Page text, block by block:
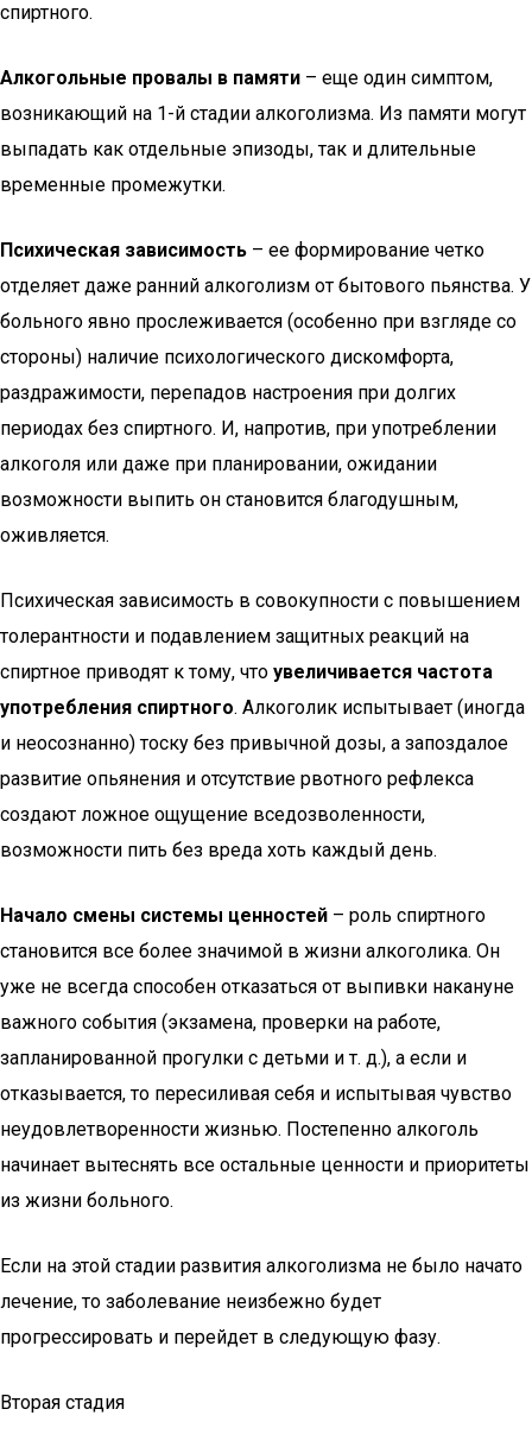
спиртного.
Алкогольные провалы в памяти – еще один симптом,
возникающий на 1-й стадии алкоголизма. Из памяти могут
выпадать как отдельные эпизоды, так и длительные
временные промежутки.
Психическая зависимость – ее формирование четко
отделяет даже ранний алкоголизм от бытового пьянства. У
больного явно прослеживается (особенно при взгляде со
стороны) наличие психологического дискомфорта,
раздражимости, перепадов настроения при долгих
периодах без спиртного. И, напротив, при употреблении
алкоголя или даже при планировании, ожидании
возможности выпить он становится благодушным,
оживляется.
Психическая зависимость в совокупности с повышением
толерантности и подавлением защитных реакций на
спиртное приводят к тому, что увеличивается частота
употребления спиртного. Алкоголик испытывает (иногда
и неосознанно) тоску без привычной дозы, а запоздалое
развитие опьянения и отсутствие рвотного рефлекса
создают ложное ощущение вседозволенности,
возможности пить без вреда хоть каждый день.
Начало смены системы ценностей – роль спиртного
становится все более значимой в жизни алкоголика. Он
уже не всегда способен отказаться от выпивки накануне
важного события (экзамена, проверки на работе,
запланированной прогулки с детьми и т. д.), а если и
отказывается, то пересиливая себя и испытывая чувство
неудовлетворенности жизнью. Постепенно алкоголь
начинает вытеснять все остальные ценности и приоритеты
из жизни больного.
Если на этой стадии развития алкоголизма не было начато
лечение, то заболевание неизбежно будет
прогрессировать и перейдет в следующую фазу.
Вторая стадия